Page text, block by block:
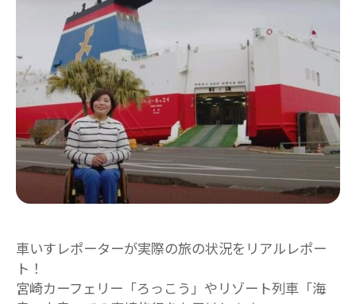
車いすレポーターが実際の旅の状況をリアルレポー
ト！
宮崎カーフェリー「ろっこう」やリゾート列車「海